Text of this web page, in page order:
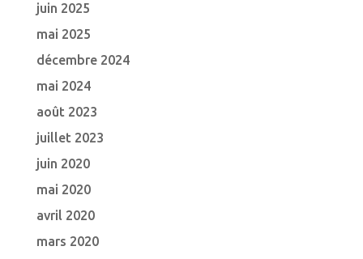
juin 2025
mai 2025
décembre 2024
mai 2024
août 2023
juillet 2023
juin 2020
mai 2020
avril 2020
mars 2020